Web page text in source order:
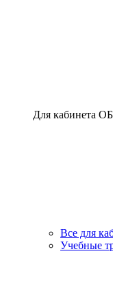
Для кабинета
Все для
Учебные